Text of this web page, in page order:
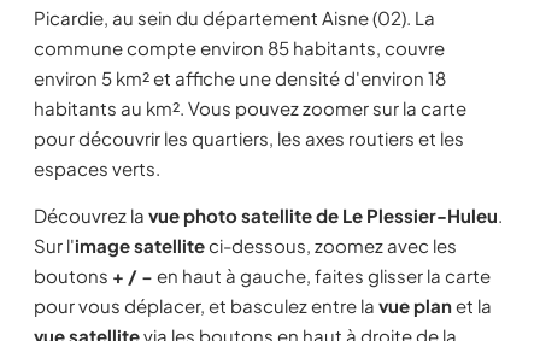
Picardie, au sein du département Aisne (02). La
commune compte environ 85 habitants, couvre
environ 5 km² et affiche une densité d'environ 18
habitants au km². Vous pouvez zoomer sur la carte
pour découvrir les quartiers, les axes routiers et les
espaces verts.
Découvrez la vue photo satellite de Le Plessier-Huleu.
Sur l'image satelliteci-dessous, zoomez avec les
boutons + / − en haut à gauche, faites glisser la carte
pour vous déplacer, et basculez entre la vue planet la
vue satellitevia les boutons en haut à droite de la